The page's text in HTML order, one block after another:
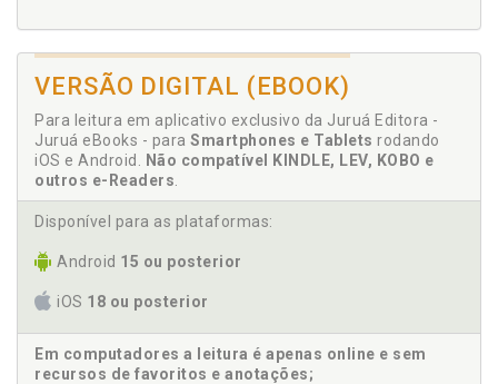
VERSÃO DIGITAL (EBOOK)
Para leitura em aplicativo exclusivo da Juruá Editora -
Juruá eBooks - para Smartphones e Tablets rodando
iOS e Android.
Não compatível KINDLE, LEV, KOBO e
outros e-Readers
Disponível para as plataformas:
Android 15 ou posterior
iOS 18 ou posterior
Em computadores a leitura é apenas online e sem
recursos de favoritos e anotações;